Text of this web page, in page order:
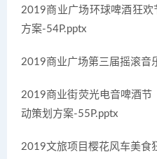
2019商业广场环球啤酒狂欢
方案-54P.pptx
2019商业广场第三届摇滚音
2019商业街荧光电音啤酒节
动策划方案-55P.pptx
2019文旅项目樱花风车美食